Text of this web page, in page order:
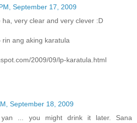
September 17, 2009
very clear and very clever :D
ang aking karatula
2009/09/lp-karatula.html
September 18, 2009
... you might drink it later. Sana